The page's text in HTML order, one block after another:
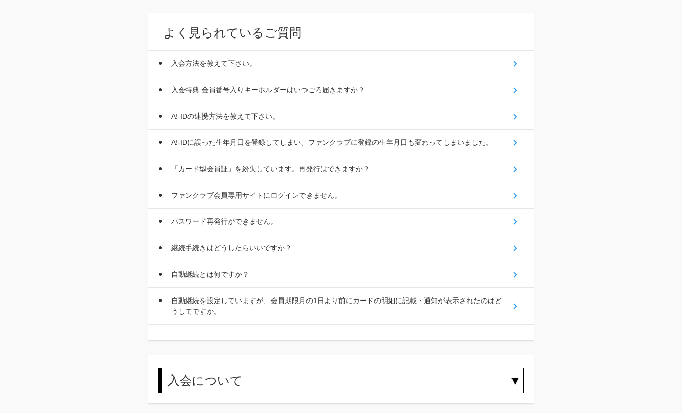
よく見られているご質問
入会方法を教えて下さい。
入会特典 会員番号入りキーホルダーはいつごろ届きますか？
A!-IDの連携方法を教えて下さい。
A!-IDに誤った生年月日を登録してしまい、ファンクラブに登録の生年月日も変わってしまいました。
「カード型会員証」を紛失しています。再発行はできますか？
ファンクラブ会員専用サイトにログインできません。
パスワード再発行ができません。
継続手続きはどうしたらいいですか？
自動継続とは何ですか？
自動継続を設定していますが、会員期限月の1日より前にカードの明細に記載・通知が表示されたのはど
うしてですか。
入会について